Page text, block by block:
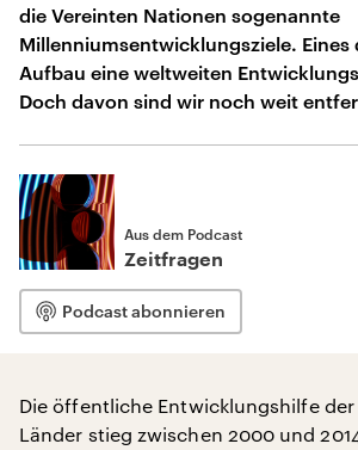
die Vereinten Nationen sogenannte
Millenniumsentwicklungsziele. Eines
Aufbau eine weltweiten
Doch davon sind wir noch weit
Aus dem Podcast
Zeitfragen
Podcast abonnieren
Die öffentliche Entwicklungshilfe
Länder stieg zwischen 2000 und